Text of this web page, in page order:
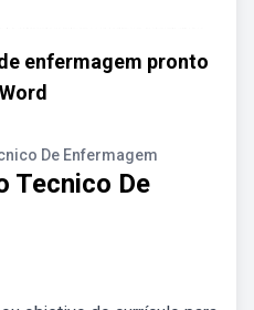
enfermagem pronto
De Enfermagem
Tecnico De